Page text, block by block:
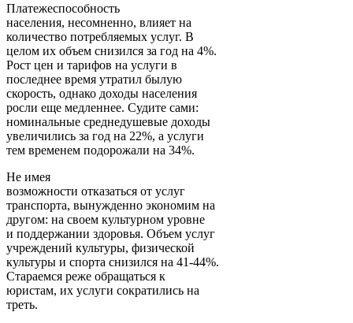
Платежеспособность
населения, несомненно, влияет на
количество потребляемых услуг. В
целом их объем снизился за год на 4%.
Рост цен и тарифов на услуги в
последнее время утратил былую
скорость, однако доходы населения
росли еще медленнее. Судите сами:
номинальные среднедушевые доходы
увеличились за год на 22%, а услуги
тем временем подорожали на 34%.
Не имея
возможности отказаться от услуг
транспорта, вынужденно экономим на
другом: на своем культурном уровне
и поддержании здоровья. Объем услуг
учреждений культуры, физической
культуры и спорта снизился на 41-44%.
Стараемся реже обращаться к
юристам, их услуги сократились на
треть.